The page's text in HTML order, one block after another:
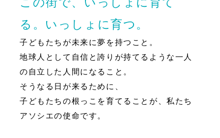
る。いっしょに育つ。
子どもたちが未来に夢を持つこと。
地球人として自信と誇りが持てるような一人
の自立した人間になること。
そうなる日が来るために、
子どもたちの根っこを育てることが、私たち
アソシエの使命です。